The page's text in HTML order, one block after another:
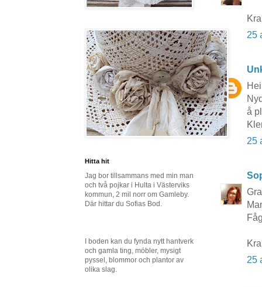
25
å
25
25
Hitta hit
Jag bor tillsammans med min man
och två pojkar i Hulta i Västerviks
kommun, 2 mil norr om Gamleby.
Där hittar du Sofias Bod.
I boden kan du fynda nytt hantverk
och gamla ting, möbler, mysigt
pyssel, blommor och plantor av
olika slag.